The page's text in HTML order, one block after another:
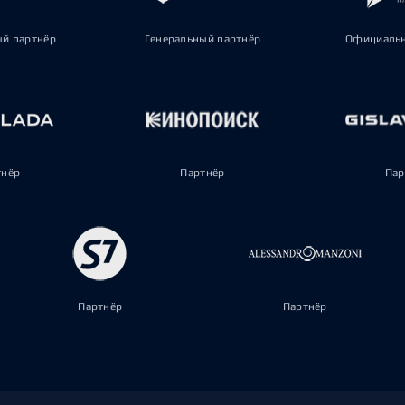
партнёр Генеральный партнёр
Партнёр
Партнёр Партнёр